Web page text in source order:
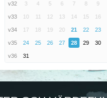
v32 3 4 5 6 7 8 9
v33 10 11 12 13 14 15 16
v34 17 18 19 20 21 22 23
v35 24 25 26 27 28 29 30
v36 31